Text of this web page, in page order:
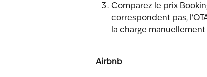
Comparez le prix
correspondent pas,
la charge
Airbnb